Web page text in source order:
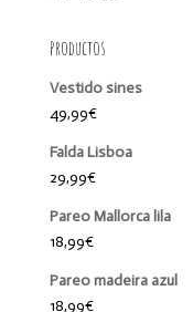
Productos
Vestido sines
49,99€
Falda Lisboa
29,99€
Pareo Mallorca lila
18,99€
Pareo madeira azul
18,99€